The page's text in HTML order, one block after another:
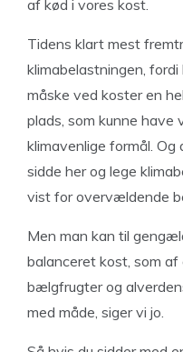
af kød i vores kost.
Tidens klart mest
klimabelastningen,
måske ved koster en
plads, som kunne
klimavenlige formål. Og
sidde her og lege
vist for overvældende
Men man kan til
balanceret kost, som af
bælgfrugter og
med måde, siger vi jo.